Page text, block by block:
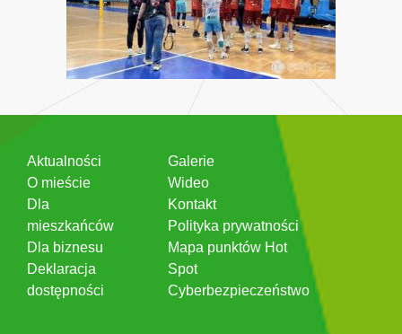
Aktualności
O mieście
Dla
mieszkańców
Dla biznesu
Deklaracja
dostępności
Galerie
Wideo
Kontakt
Polityka prywatności
Mapa punktów Hot
Spot
Cyberbezpieczeństwo